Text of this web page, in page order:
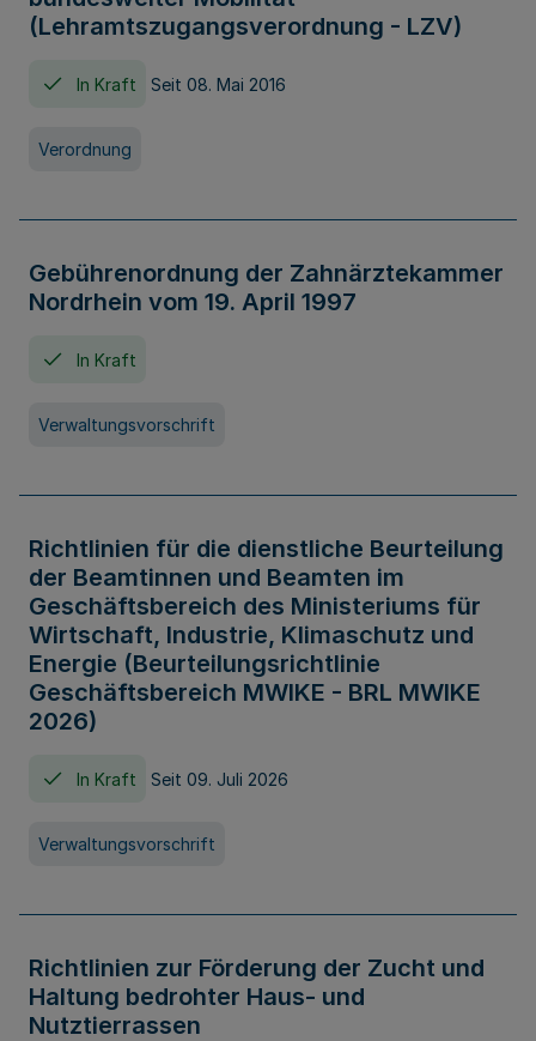
(Lehramtszugangsverordnung - LZV)
In Kraft Seit 08. Mai 2016
Verordnung
Gebührenordnung der Zahnärztekammer
Nordrhein vom 19. April 1997
In Kraft
Verwaltungsvorschrift
Richtlinien für die dienstliche Beurteilung
der Beamtinnen und Beamten im
Geschäftsbereich des Ministeriums für
Wirtschaft, Industrie, Klimaschutz und
Energie (Beurteilungsrichtlinie
Geschäftsbereich MWIKE - BRL MWIKE
2026)
In Kraft Seit 09. Juli 2026
Verwaltungsvorschrift
Richtlinien zur Förderung der Zucht und
Haltung bedrohter Haus- und
Nutztierrassen